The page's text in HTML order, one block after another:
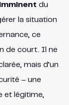
du
la situation
ce
de court. Il ne
mais d’un
– une
et légitime,